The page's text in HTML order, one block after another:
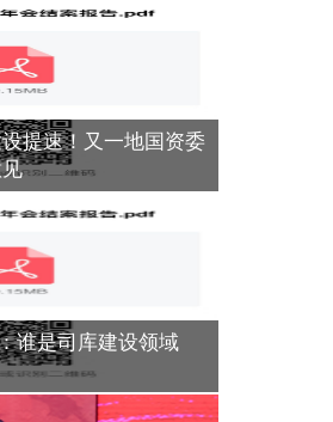
互金等行业定调！
18日
日
18日
资产托管规模126.61万亿
19日
亿级规模REITs获批
日
族信托服务引导财富金融
日
保本类产品影响
发展
05日
法国荣膺第七届中国国际
主宾国，共庆中法建交60
日
主宾国，共庆中法建交60
法国荣膺第七届中国国际
提速！又一地国资委
谁是司库建设领域